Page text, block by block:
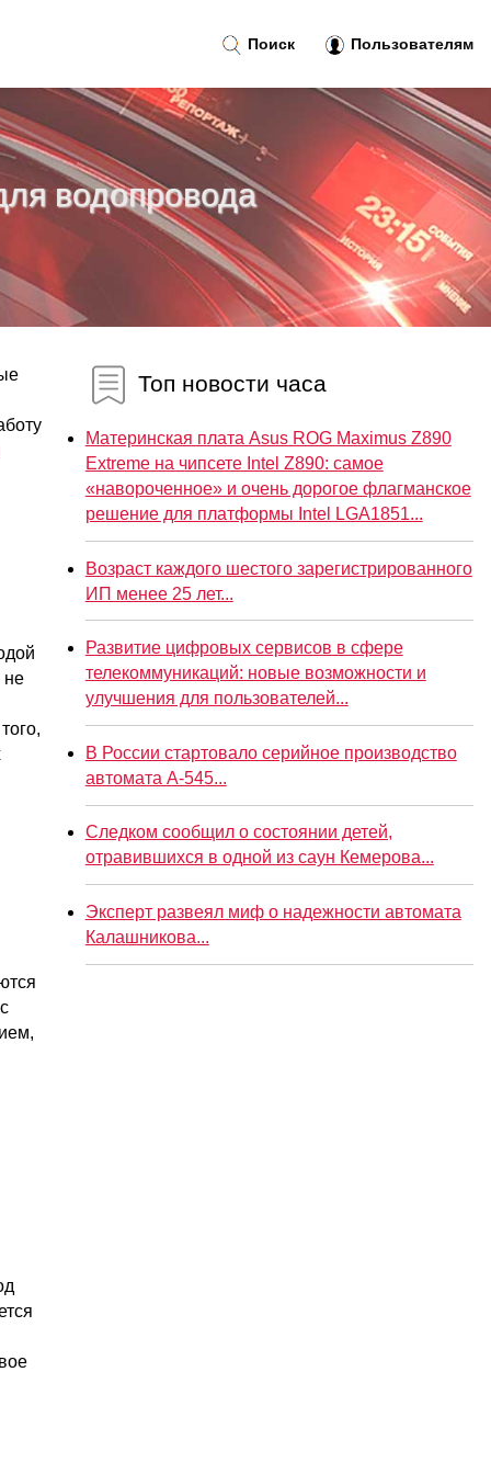
водопровода
не
Топ новости часа
Материнская плата Asus ROG Maximus Z890
Extreme на чипсете Intel Z890: самое
«навороченное» и очень дорогое флагманское
решение для платформы Intel LGA1851...
Возраст каждого шестого зарегистрированного
ИП менее 25 лет...
Развитие цифровых сервисов в сфере
телекоммуникаций: новые возможности и
улучшения для пользователей...
В России стартовало серийное производство
автомата А-545...
Следком сообщил о состоянии детей,
отравившихся в одной из саун Кемерова...
Эксперт развеял миф о надежности автомата
Калашникова...
Поиск Пользователям